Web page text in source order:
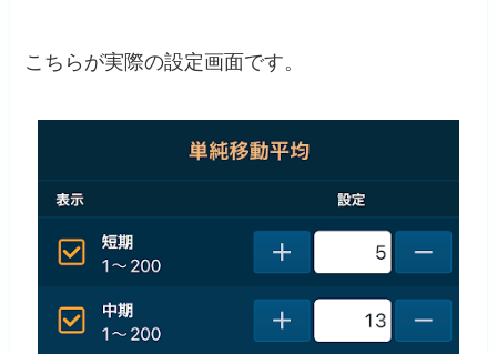
こちらが実際の設定画面です。